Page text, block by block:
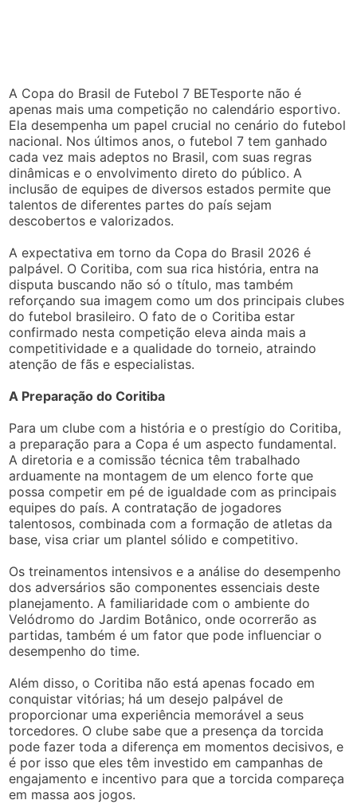
A Copa do Brasil de Futebol 7 BETesporte não é
apenas mais uma competição no calendário esportivo.
Ela desempenha um papel crucial no cenário do futebol
nacional. Nos últimos anos, o futebol 7 tem ganhado
cada vez mais adeptos no Brasil, com suas regras
dinâmicas e o envolvimento direto do público. A
inclusão de equipes de diversos estados permite que
talentos de diferentes partes do país sejam
descobertos e valorizados.
A expectativa em torno da Copa do Brasil 2026 é
palpável. O Coritiba, com sua rica história, entra na
disputa buscando não só o título, mas também
reforçando sua imagem como um dos principais clubes
do futebol brasileiro. O fato de o Coritiba estar
confirmado nesta competição eleva ainda mais a
competitividade e a qualidade do torneio, atraindo
atenção de fãs e especialistas.
A Preparação do Coritiba
Para um clube com a história e o prestígio do Coritiba,
a preparação para a Copa é um aspecto fundamental.
A diretoria e a comissão técnica têm trabalhado
arduamente na montagem de um elenco forte que
possa competir em pé de igualdade com as principais
equipes do país. A contratação de jogadores
talentosos, combinada com a formação de atletas da
base, visa criar um plantel sólido e competitivo.
Os treinamentos intensivos e a análise do desempenho
dos adversários são componentes essenciais deste
planejamento. A familiaridade com o ambiente do
Velódromo do Jardim Botânico, onde ocorrerão as
partidas, também é um fator que pode influenciar o
desempenho do time.
Além disso, o Coritiba não está apenas focado em
conquistar vitórias; há um desejo palpável de
proporcionar uma experiência memorável a seus
torcedores. O clube sabe que a presença da torcida
pode fazer toda a diferença em momentos decisivos, e
é por isso que eles têm investido em campanhas de
engajamento e incentivo para que a torcida compareça
em massa aos jogos.